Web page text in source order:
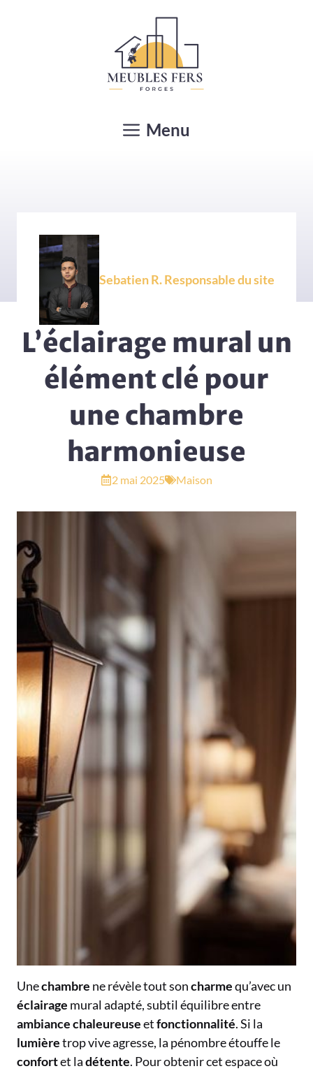
Menu
Sebatien R. Responsable du site
L’éclairage mural un
élément clé pour
une chambre
harmonieuse
2 mai 2025 Maison
Unechambre ne révèle tout soncharmequ’avec un
éclairage mural adapté, subtil équilibre entre
ambiancechaleureuseetfonctionnalité. Si la
lumièretrop vive agresse, la pénombre étouffe le
confortet ladétente. Pour obtenir cet espace où